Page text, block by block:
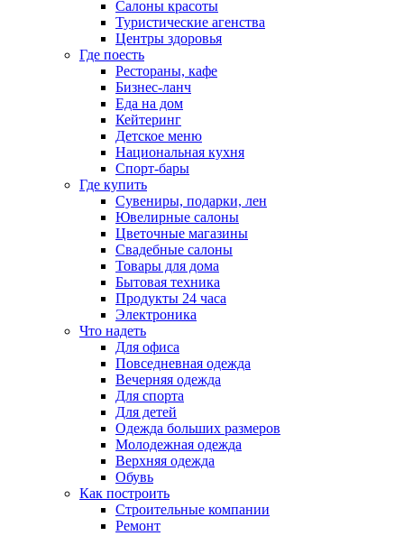
Салоны красоты
Туристические агенства
Центры здоровья
Где поесть
Рестораны, кафе
Бизнес-ланч
Еда на дом
Кейтеринг
Детское меню
Национальная кухня
Спорт-бары
Где купить
Сувениры, подарки, лен
Ювелирные салоны
Цветочные магазины
Свадебные салоны
Товары для дома
Бытовая техника
Продукты 24 часа
Электроника
Что надеть
Для офиса
Повседневная одежда
Вечерняя одежда
Для спорта
Для детей
Одежда больших размеров
Молодежная одежда
Верхняя одежда
Обувь
Как построить
Строительные компании
Ремонт